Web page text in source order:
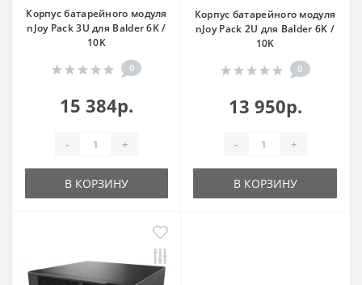
Корпус батарейного модуля
nJoy Pack 3U для Balder 6K /
10K
0
15 384р.
- +
В КОРЗИНУ
Корпус батарейного модуля
nJoy Pack 2U для Balder 6K /
10K
0
13 950р.
- +
В КОРЗИНУ